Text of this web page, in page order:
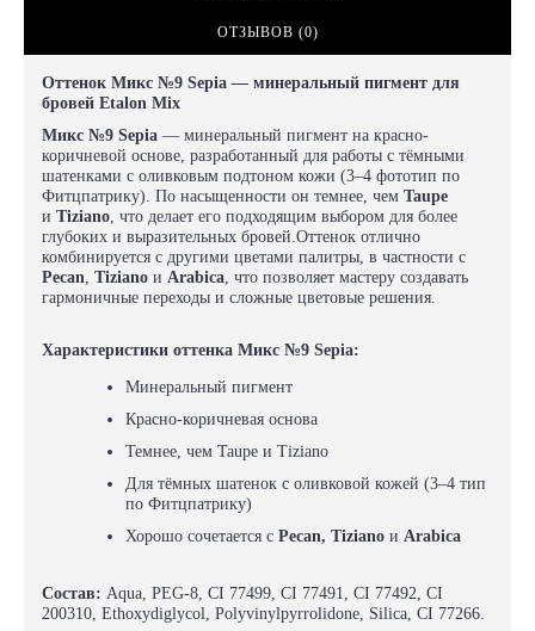
ОТЗЫВОВ (0)
Оттенок Микс №9 Sepia — минеральный пигмент для
бровей Etalon Mix
Микс №9 Sepia — минеральный пигмент на красно-
коричневой основе, разработанный для работы с тёмными
шатенками с оливковым подтоном кожи (3–4 фототип по
Фитцпатрику). По насыщенности он темнее, чем Taupe
и Tiziano, что делает его подходящим выбором для более
глубоких и выразительных бровей.Оттенок отлично
комбинируется с другими цветами палитры, в частности с
Pecan, Tiziano и Arabica, что позволяет мастеру создавать
гармоничные переходы и сложные цветовые решения.
Характеристики оттенка Микс №9 Sepia:
Минеральный пигмент
Красно-коричневая основа
Темнее, чем Taupe и Tiziano
Для тёмных шатенок с оливковой кожей (3–4 тип
по Фитцпатрику)
Хорошо сочетается с Pecan, Tiziano и Arabica
Состав: Aqua, PEG-8, CI 77499, CI 77491, CI 77492, CI
200310, Ethoxydiglycol, Polyvinylpyrrolidone, Silica, CI 77266.